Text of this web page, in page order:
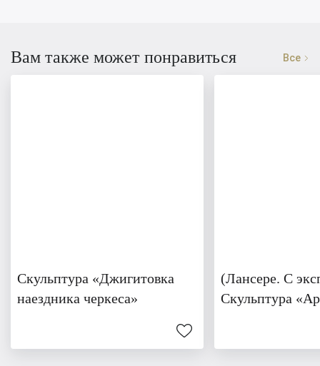
Вам также может понравиться Все
Скульптура «Джигитовка
наездника черкеса»
(Лансере. С
Скульптура